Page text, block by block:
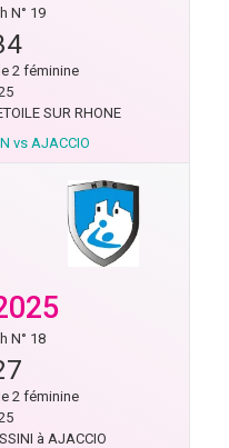
N° 19
2 féminine
SUR RHONE
vs AJACCIO
N° 18
2 féminine
à AJACCIO